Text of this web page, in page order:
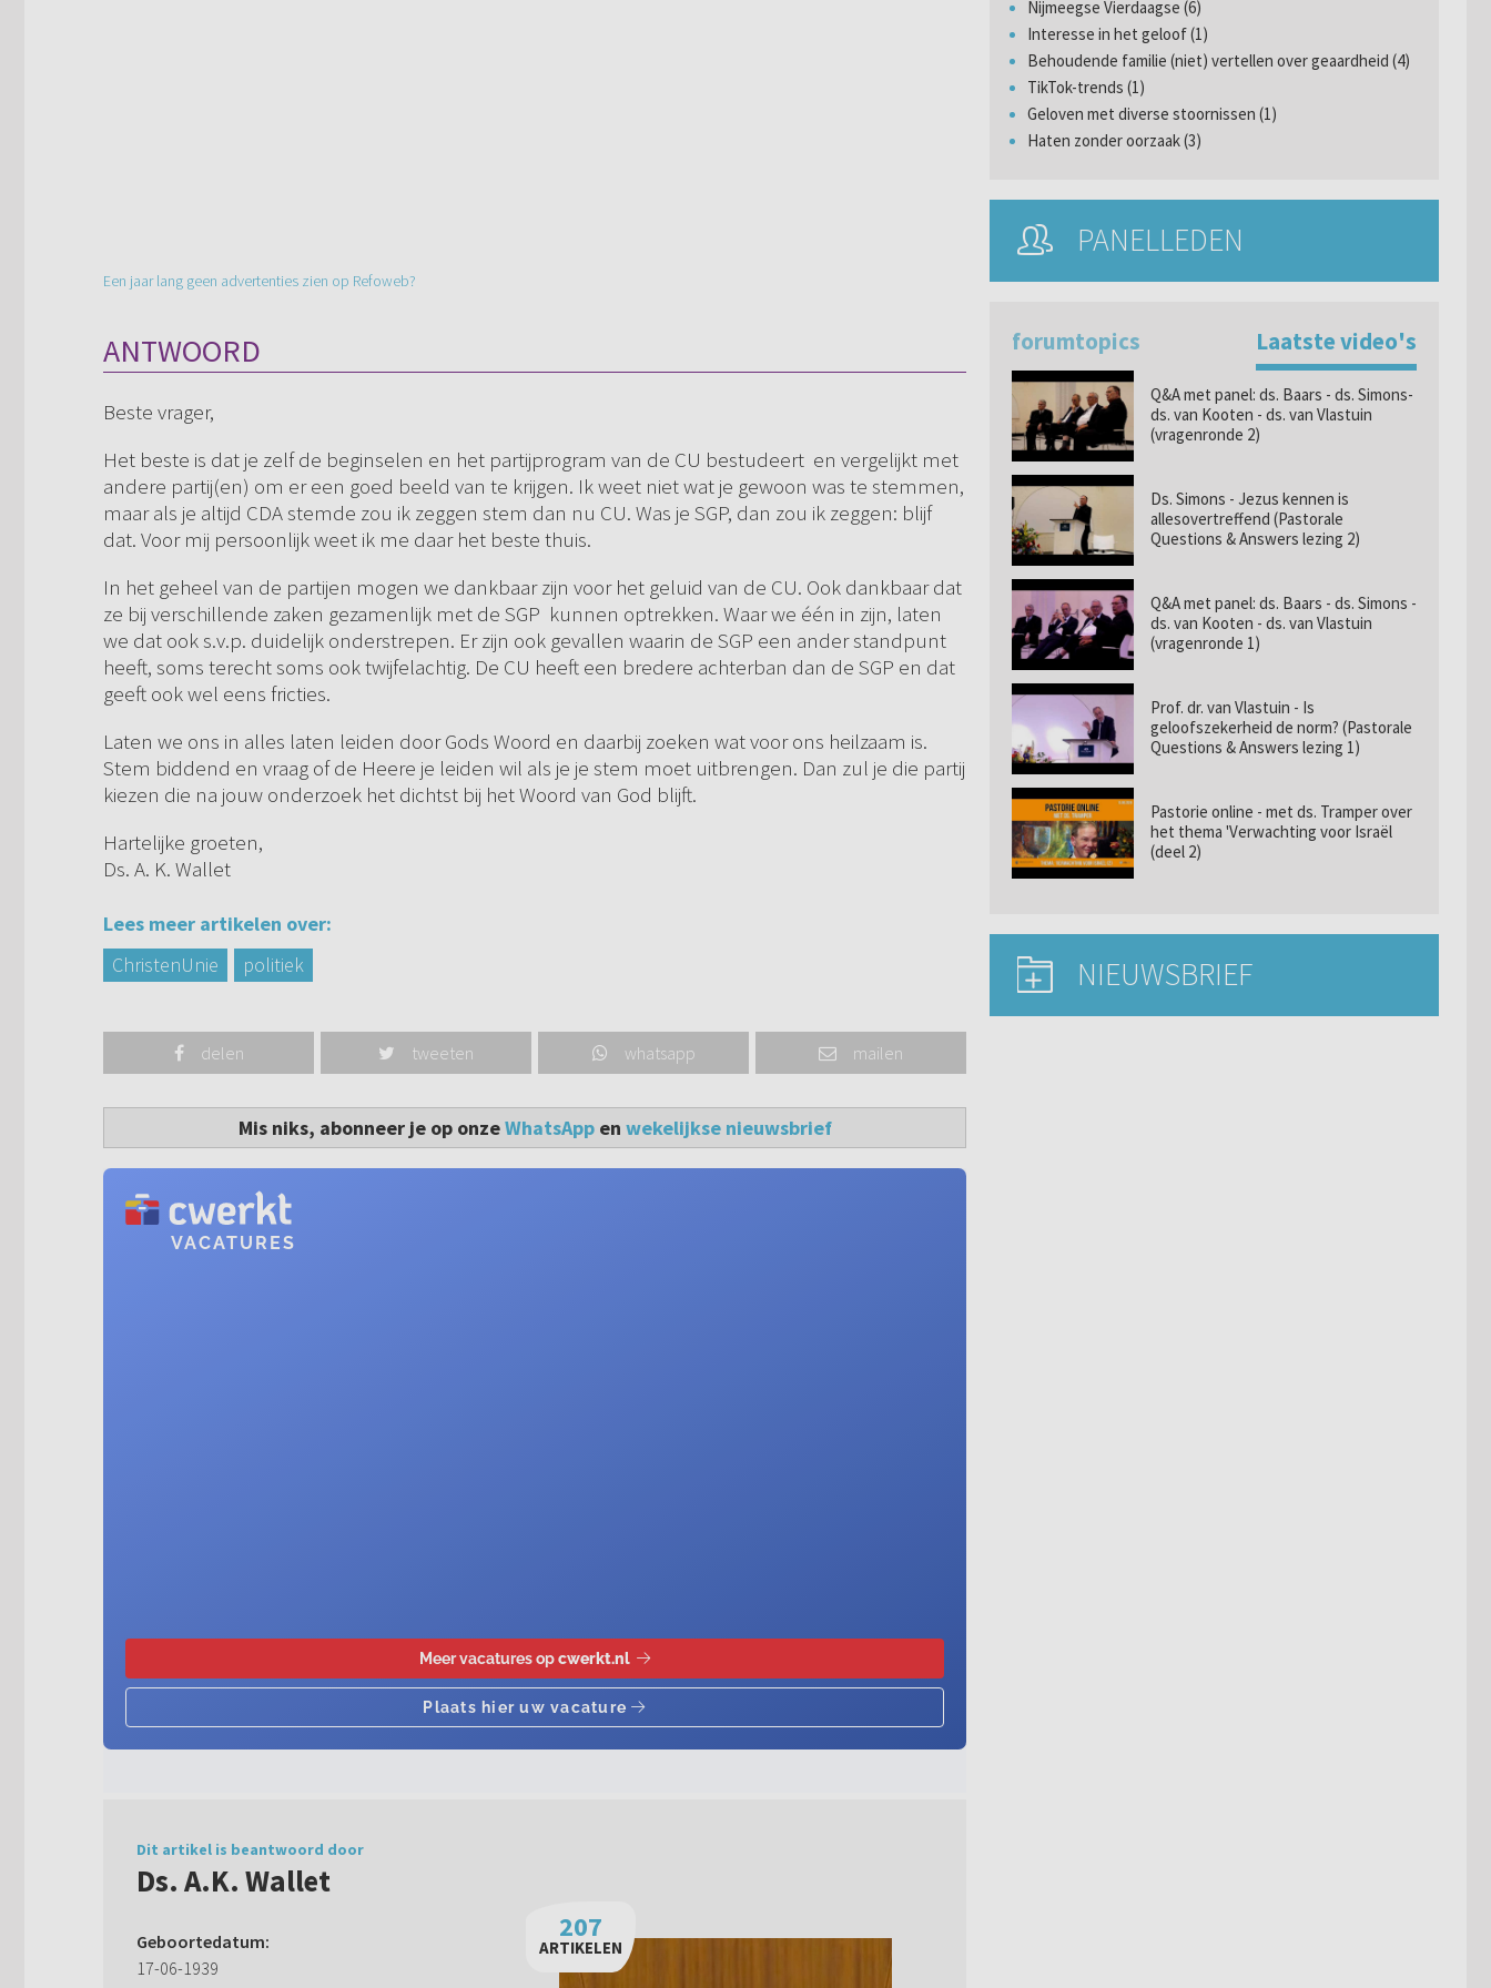
Een jaar lang geen advertenties zien op Refoweb?
ANTWOORD
Beste vrager,
Het beste is dat je zelf de beginselen en het partijprogram van de CU bestudeert en vergelijkt met
andere partij(en) om er een goed beeld van te krijgen. Ik weet niet wat je gewoon was te stemmen,
maar als je altijd CDA stemde zou ik zeggen stem dan nu CU. Was je SGP, dan zou ik zeggen: blijf
dat. Voor mij persoonlijk weet ik me daar het beste thuis.
In het geheel van de partijen mogen we dankbaar zijn voor het geluid van de CU. Ook dankbaar dat
ze bij verschillende zaken gezamenlijk met de SGP kunnen optrekken. Waar we één in zijn, laten
we dat ook s.v.p. duidelijk onderstrepen. Er zijn ook gevallen waarin de SGP een ander standpunt
heeft, soms terecht soms ook twijfelachtig. De CU heeft een bredere achterban dan de SGP en dat
geeft ook wel eens fricties.
Laten we ons in alles laten leiden door Gods Woord en daarbij zoeken wat voor ons heilzaam is.
Stem biddend en vraag of de Heere je leiden wil als je je stem moet uitbrengen. Dan zul je die partij
kiezen die na jouw onderzoek het dichtst bij het Woord van God blijft.
Hartelijke groeten,
Ds. A. K. Wallet
Lees meer artikelen over:
ChristenUnie
politiek
delen tweeten whatsapp mailen
Mis niks, abonneer je op onzeWhatsAppen wekelijkse nieuwsbrief
Dit artikel is beantwoord door
Ds. A.K. Wallet
Geboortedatum:
17-06-1939
207
ARTIKELEN
Nijmeegse Vierdaagse (6)
Interesse in het geloof (1)
Behoudende familie (niet) vertellen over geaardheid (4)
TikTok-trends (1)
Geloven met diverse stoornissen (1)
Haten zonder oorzaak (3)
PANELLEDEN
forumtopics Laatste video's
Q&A met panel: ds. Baars - ds. Simons-
ds. van Kooten - ds. van Vlastuin
(vragenronde 2)
Ds. Simons - Jezus kennen is
allesovertreffend (Pastorale
Questions & Answers lezing 2)
Q&A met panel: ds. Baars - ds. Simons -
ds. van Kooten - ds. van Vlastuin
(vragenronde 1)
Prof. dr. van Vlastuin - Is
geloofszekerheid de norm? (Pastorale
Questions & Answers lezing 1)
Pastorie online - met ds. Tramper over
het thema 'Verwachting voor Israël
(deel 2)
NIEUWSBRIEF